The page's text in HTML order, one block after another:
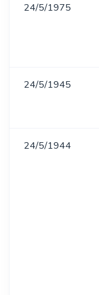
24/5/1975
24/5/1945
24/5/1944